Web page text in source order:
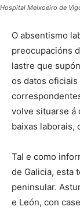
Hospital Meixoeiro de
O absentismo
preocupacións
lastre que
os datos
volve situarse á
baixas laborais,
Tal e como
de Galicia, esta
peninsular.
e León, con